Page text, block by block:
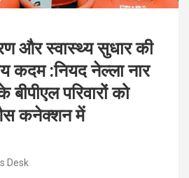
और स्वास्थ्य सुधार की
कदम :नियद नेल्ला नार
परिवारों को
कनेक्शन में
Desk